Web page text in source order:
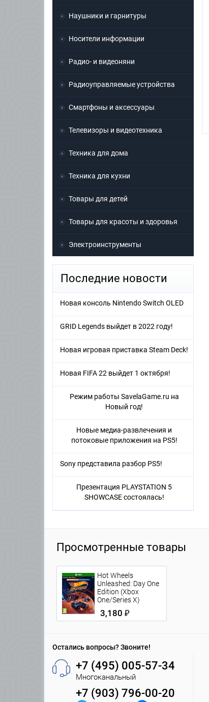
Наушники и гарнитуры
Носители информации
Радио- и видеоняни
Радиоуправляемые устройства
Смартфоны и аксессуары
Телевизоры и видеотехника
Техника для дома
Техника для кухни
Товары для детей
Товары для красоты и здоровья
Электроинструменты
Последние новости
Новая консоль Nintendo Switch OLED
GRID Legends выйдет в 2022 году!
Новая игровая приставка Steam Deck!
Новая FIFA 22 выйдет 1 октября!
Режим работы SavelaGame.ru на
Новый год!
Новые медиа-развлечения и
потоковые приложения на PS5!
Sony представила разбор PS5!
Презентация PLAYSTATION 5
SHOWCASE состоялась!
Просмотренные товары
Hot Wheels
Unleashed: Day One
Edition (Xbox
One/Series X)
3,180 ₽
Остались вопросы? Звоните!
+7 (495) 005-57-34
Многоканальный
+7 (903) 796-00-20